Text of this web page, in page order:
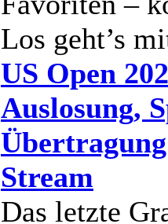
Los geht’s
US Open
Auslosung,
Stream
Das letzte